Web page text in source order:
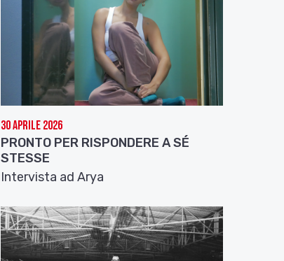
30 Aprile 2026
PRONTO PER RISPONDERE A SÉ
STESSE
Intervista ad Arya